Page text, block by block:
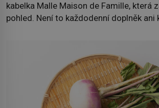
kabelka Malle Maison de Famille, která
pohled. Není to každodenní doplněk ani
adrese 18 Rue Louis Vuitton, které bylo
roce 1869. […]